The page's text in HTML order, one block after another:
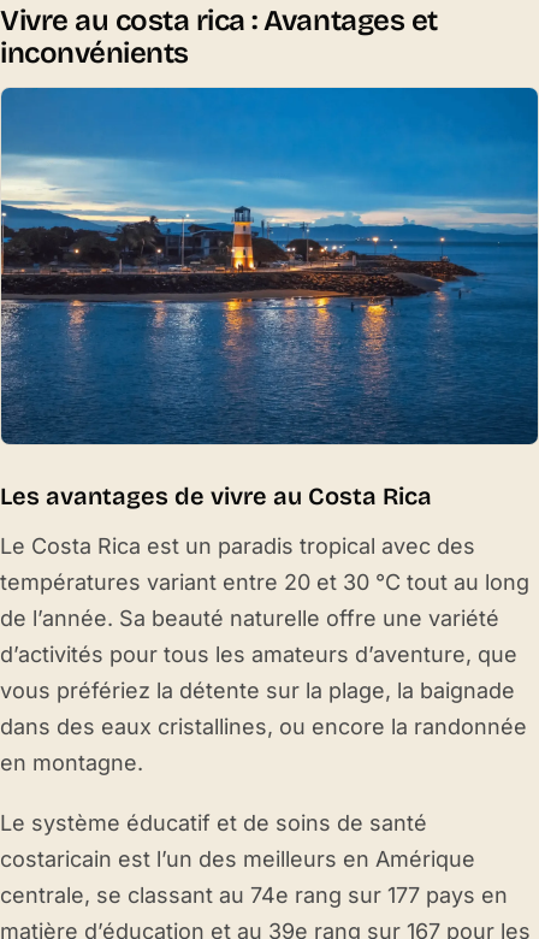
Vivre au costa rica : Avantages et
inconvénients
Les avantages de vivre au Costa Rica
Le Costa Rica est un paradis tropical avec des
températures variant entre 20 et 30 °C tout au long
de l’année. Sa beauté naturelle offre une variété
d’activités pour tous les amateurs d’aventure, que
vous préfériez la détente sur la plage, la baignade
dans des eaux cristallines, ou encore la randonnée
en montagne.
Le système éducatif et de soins de santé
costaricain est l’un des meilleurs en Amérique
centrale, se classant au 74e rang sur 177 pays en
matière d’éducation et au 39e rang sur 167 pour les